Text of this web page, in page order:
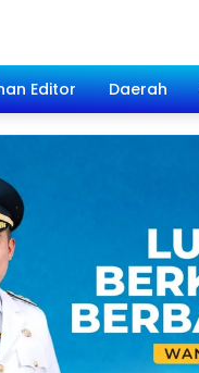
Editor Daerah